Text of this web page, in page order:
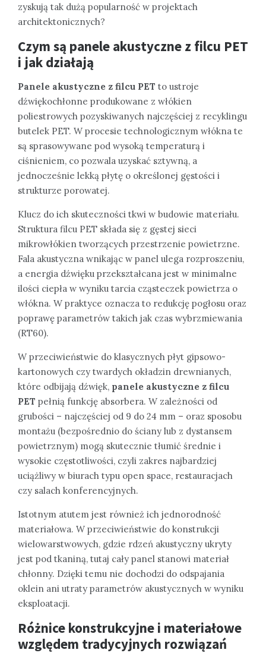
zyskują tak dużą popularność w projektach
architektonicznych?
Czym są panele akustyczne z filcu PET
i jak działają
Panele akustyczne z filcu PET to ustroje
dźwiękochłonne produkowane z włókien
poliestrowych pozyskiwanych najczęściej z recyklingu
butelek PET. W procesie technologicznym włókna te
są sprasowywane pod wysoką temperaturą i
ciśnieniem, co pozwala uzyskać sztywną, a
jednocześnie lekką płytę o określonej gęstości i
strukturze porowatej.
Klucz do ich skuteczności tkwi w budowie materiału.
Struktura filcu PET składa się z gęstej sieci
mikrowłókien tworzących przestrzenie powietrzne.
Fala akustyczna wnikając w panel ulega rozproszeniu,
a energia dźwięku przekształcana jest w minimalne
ilości ciepła w wyniku tarcia cząsteczek powietrza o
włókna. W praktyce oznacza to redukcję pogłosu oraz
poprawę parametrów takich jak czas wybrzmiewania
(RT60).
W przeciwieństwie do klasycznych płyt gipsowo-
kartonowych czy twardych okładzin drewnianych,
które odbijają dźwięk, panele akustyczne z filcu
PET pełnią funkcję absorbera. W zależności od
grubości – najczęściej od 9 do 24 mm – oraz sposobu
montażu (bezpośrednio do ściany lub z dystansem
powietrznym) mogą skutecznie tłumić średnie i
wysokie częstotliwości, czyli zakres najbardziej
uciążliwy w biurach typu open space, restauracjach
czy salach konferencyjnych.
Istotnym atutem jest również ich jednorodność
materiałowa. W przeciwieństwie do konstrukcji
wielowarstwowych, gdzie rdzeń akustyczny ukryty
jest pod tkaniną, tutaj cały panel stanowi materiał
chłonny. Dzięki temu nie dochodzi do odspajania
oklein ani utraty parametrów akustycznych w wyniku
eksploatacji.
Różnice konstrukcyjne i materiałowe
względem tradycyjnych rozwiązań